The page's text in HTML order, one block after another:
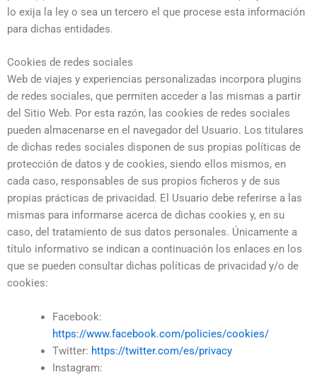
lo exija la ley o sea un tercero el que procese esta información
para dichas entidades.
Cookies de redes sociales
Web de viajes y experiencias personalizadas incorpora plugins
de redes sociales, que permiten acceder a las mismas a partir
del Sitio Web. Por esta razón, las cookies de redes sociales
pueden almacenarse en el navegador del Usuario. Los titulares
de dichas redes sociales disponen de sus propias políticas de
protección de datos y de cookies, siendo ellos mismos, en
cada caso, responsables de sus propios ficheros y de sus
propias prácticas de privacidad. El Usuario debe referirse a las
mismas para informarse acerca de dichas cookies y, en su
caso, del tratamiento de sus datos personales. Únicamente a
título informativo se indican a continuación los enlaces en los
que se pueden consultar dichas políticas de privacidad y/o de
cookies:
Facebook:
https://www.facebook.com/policies/cookies/
Twitter: https://twitter.com/es/privacy
Instagram: